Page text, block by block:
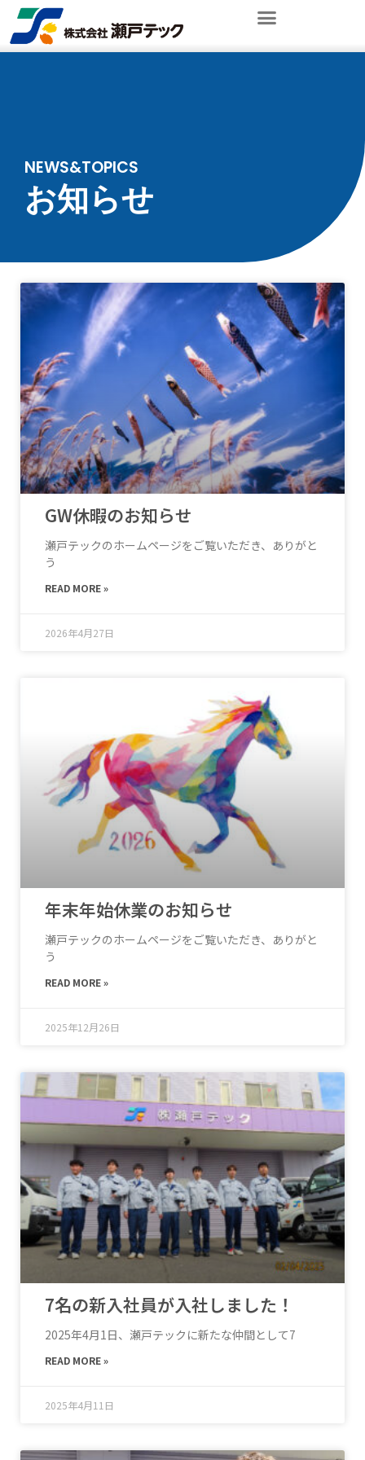
を
NEWS&TOPICS
お知らせ
GW休暇のお知らせ
瀬戸テックのホームページをご覧いただき、ありがと
う
READ MORE »
2026年4月27日
年末年始休業のお知らせ
瀬戸テックのホームページをご覧いただき、ありがと
う
READ MORE »
2025年12月26日
7名の新入社員が入社しました！
2025年4月1日、瀬戸テックに新たな仲間として7
READ MORE »
2025年4月11日